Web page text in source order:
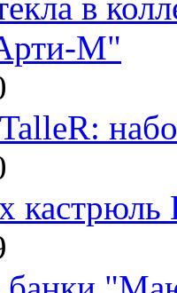
М"
кастрюль